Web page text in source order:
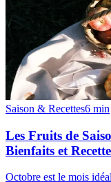
Saison & Recettes6 min
Les Fruits de
Bienfaits et
Octobre est le mois